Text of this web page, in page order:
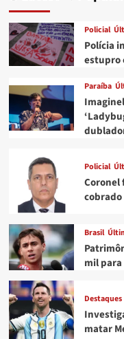
Policial
Polícia
estupro
Paraíba
Policial
Coronel
Brasil
mil para
Destaques
matar